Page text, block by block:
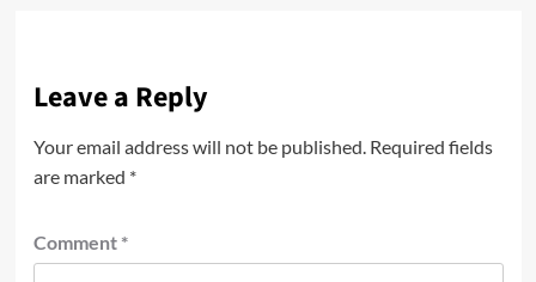
Leave a Reply
Your email address will not be published. Required fields
are marked *
Comment *